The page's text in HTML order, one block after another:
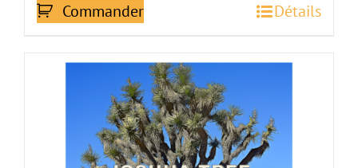
Commander Détails